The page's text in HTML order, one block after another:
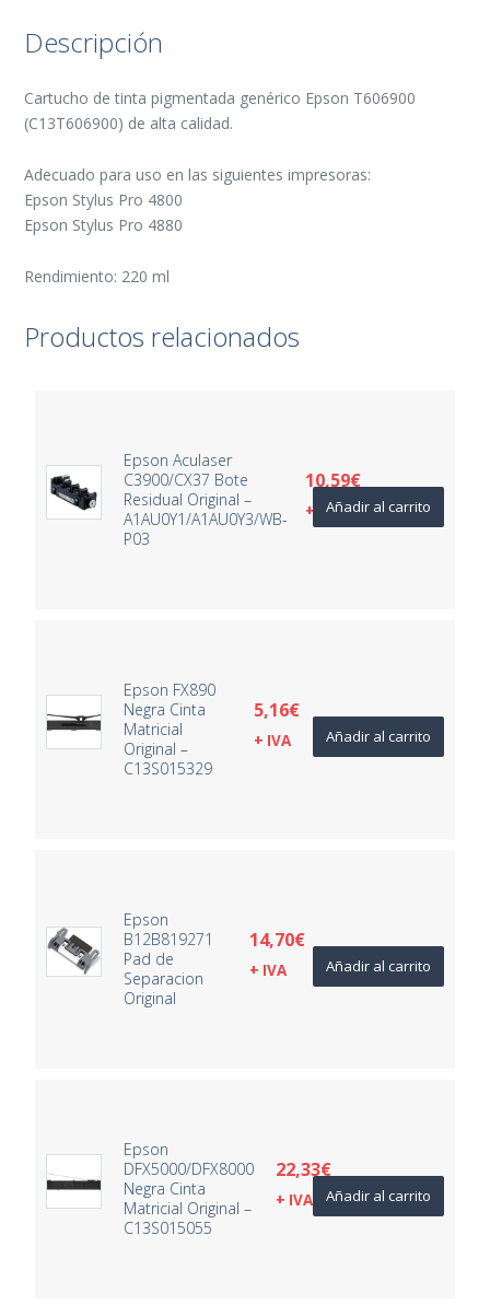
Descripción
Cartucho de tinta pigmentada genérico Epson T606900
(C13T606900) de alta calidad.
Adecuado para uso en las siguientes impresoras:
Epson Stylus Pro 4800
Epson Stylus Pro 4880
Rendimiento: 220 ml
Productos relacionados
Epson Aculaser
C3900/CX37 Bote
Residual Original –
A1AU0Y1/A1AU0Y3/WB-
P03
10,59€
+ IVAAñadir al carrito
Epson FX890
Negra Cinta
Matricial
Original –
C13S015329
5,16€
+ IVA Añadir al carrito
Epson
B12B819271
Pad de
Separacion
Original
14,70€
+ IVA Añadir al carrito
Epson
DFX5000/DFX8000
Negra Cinta
Matricial Original –
C13S015055
22,33€
+ IVA Añadir al carrito